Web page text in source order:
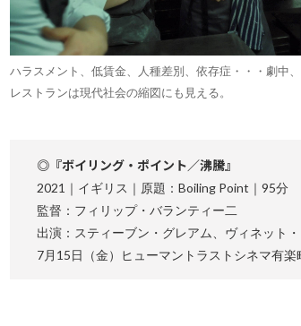
ハラスメント、低賃金、人種差別、依存症・・・劇中
レストランは現代社会の縮図にも見える。
◎『ボイリング・ポイント／沸騰』
2021｜イギリス｜原題：Boiling Point｜95分
監督：フィリップ・バランティー二
出演：スティーブン・グレアム、ヴィネット
7月15日（金）ヒューマントラストシネマ有